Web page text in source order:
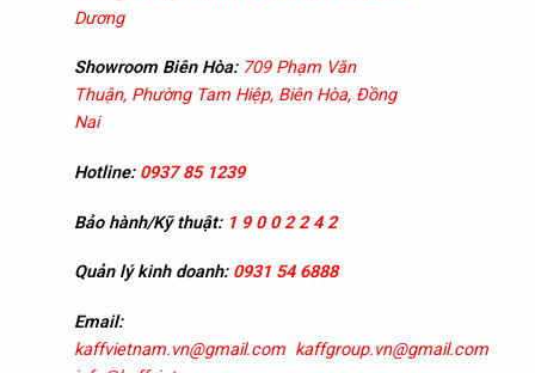
Dương
Showroom Biên Hòa: 709 Phạm Văn
Thuận, Phường Tam Hiệp, Biên Hòa, Đồng
Nai
Hotline:0937 85 1239
Bảo hành/Kỹ thuật: 1 9 0 0 2 2 4 2
Quản lý kinh doanh:0931 54 6888
Email:
kaffvietnam.vn@gmail.com kaffgroup.vn@gmail.com